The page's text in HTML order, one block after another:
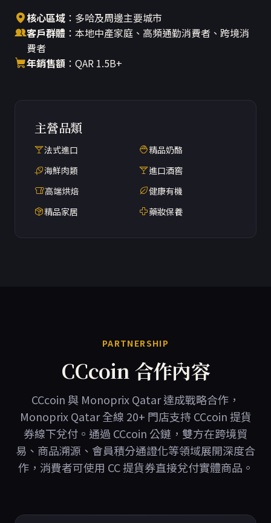
核心區域 ：多哈及周邊主要城市
客戶群體 ：本地中產家庭、高頻通勤消費者、跨境消
費者
年銷售額 ：QAR 1.5B+
主營品類
法式進口
精品奶酪
海鮮肉類
進口酒窖
高端烘焙
健康有機
精品家居
藥妝保養
PARTNERSHIP
CCcoin 合作內容
CCcoin 與 Monoprix Qatar 達成戰略合作，
Monoprix Qatar 全線 20+ 門店支持 CCcoin 提貨
券線下兌付。通過 CCcoin 公鏈，雙方在跨境貿
易、商品溯源、會員積分通證化等領域展開深度合
作，消費者可使用 CC 提貨券直接兌付實體商品。